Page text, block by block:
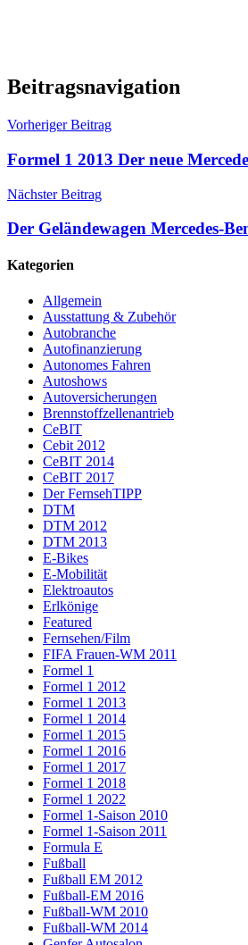
Beitragsnavigation
Vorheriger Beitrag
Formel 1 2013 Der neue
Nächster Beitrag
Der Geländewagen Mercedes-
Kategorien
Allgemein
Ausstattung & Zubehör
Autobranche
Autofinanzierung
Autonomes Fahren
Autoshows
Autoversicherungen
Brennstoffzellenantrieb
CeBIT
Cebit 2012
CeBIT 2014
CeBIT 2017
Der FernsehTIPP
DTM
DTM 2012
DTM 2013
E-Bikes
E-Mobilität
Elektroautos
Erlkönige
Featured
Fernsehen/Film
FIFA Frauen-WM 2011
Formel 1
Formel 1 2012
Formel 1 2013
Formel 1 2014
Formel 1 2015
Formel 1 2016
Formel 1 2017
Formel 1 2018
Formel 1 2022
Formel 1-Saison 2010
Formel 1-Saison 2011
Formula E
Fußball
Fußball EM 2012
Fußball-EM 2016
Fußball-WM 2010
Fußball-WM 2014